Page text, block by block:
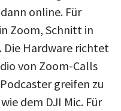
online. Für
Zoom, Schnitt in
Die Hardware richtet
von Zoom-Calls
greifen zu
dem DJI Mic. Für